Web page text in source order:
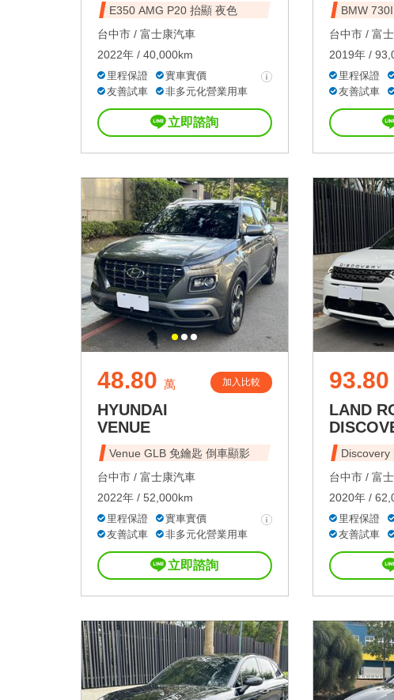
E350 AMG P20 抬顯 夜色
台中市 / 富士康汽車
2022年 / 40,000km
里程保證
實車實價
友善試車
非多元化營業用車
立即諮詢
BMW
台中市 / 富
2019年 /
里程保證
友善試車
48.80 萬 加入比較
HYUNDAI
VENUE
Venue GLB 免鑰匙 倒車顯影
台中市 / 富士康汽車
2022年 / 52,000km
里程保證
實車實價
友善試車
非多元化營業用車
立即諮詢
93.80
LAND
Discovery
台中市 / 富
2020年 /
里程保證
友善試車